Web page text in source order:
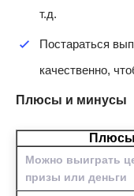
т.д.
Постараться
качественно,
Плюсы и минусы
Плюсы
Можно выиграть
призы или деньги